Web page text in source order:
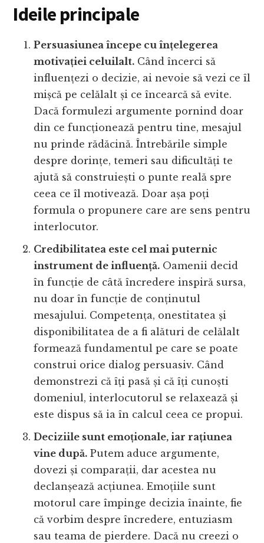
Ideile principale
Persuasiunea începe cu înțelegerea
motivației celuilalt. Când încerci să
influențezi o decizie, ai nevoie să vezi ce îl
mișcă pe celălalt și ce încearcă să evite.
Dacă formulezi argumente pornind doar
din ce funcționează pentru tine, mesajul
nu prinde rădăcină. Întrebările simple
despre dorințe, temeri sau dificultăți te
ajută să construiești o punte reală spre
ceea ce îl motivează. Doar așa poți
formula o propunere care are sens pentru
interlocutor.
Credibilitatea este cel mai puternic
instrument de influență. Oamenii decid
în funcție de câtă încredere inspiră sursa,
nu doar în funcție de conținutul
mesajului. Competența, onestitatea și
disponibilitatea de a fi alături de celălalt
formează fundamentul pe care se poate
construi orice dialog persuasiv. Când
demonstrezi că îți pasă și că îți cunoști
domeniul, interlocutorul se relaxează și
este dispus să ia în calcul ceea ce propui.
Deciziile sunt emoționale, iar rațiunea
vine după. Putem aduce argumente,
dovezi și comparații, dar acestea nu
declanșează acțiunea. Emoțiile sunt
motorul care împinge decizia înainte, fie
că vorbim despre încredere, entuziasm
sau teama de pierdere. Dacă nu creezi o